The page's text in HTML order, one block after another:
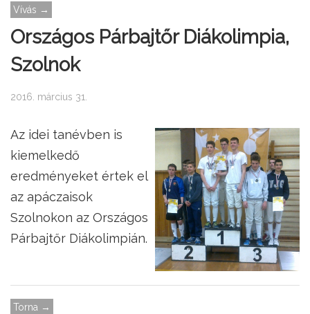
Vívás →
Országos Párbajtőr Diákolimpia,
Szolnok
2016. március 31.
Az idei tanévben is
kiemelkedő
eredményeket értek el
az apáczaisok
Szolnokon az Országos
Párbajtőr Diákolimpián.
Torna →